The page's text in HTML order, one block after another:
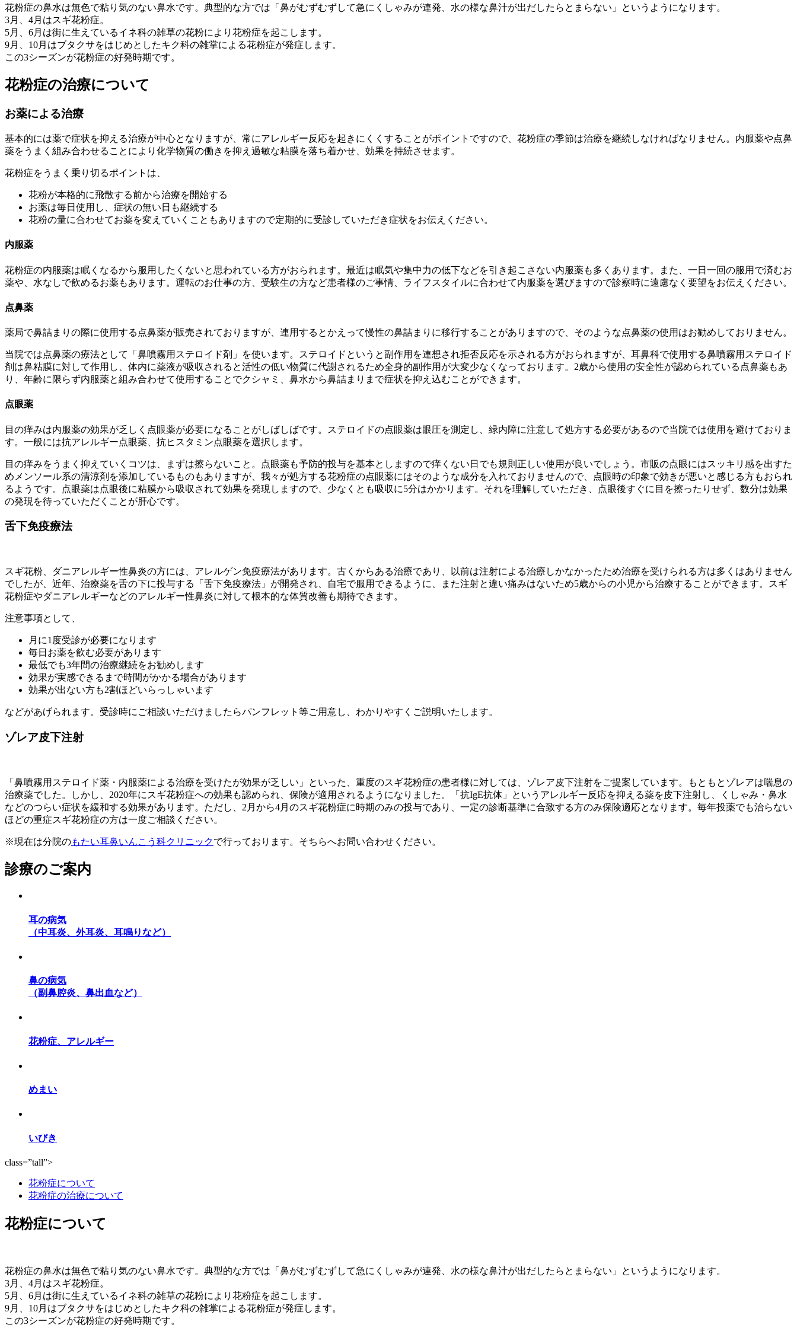
花粉症の鼻水は無色で粘り気のない鼻水です。典型的な方では「鼻がむずむずして急にくしゃみが連発、水の様な鼻汁が出だしたらとまらない」というようになります。
3月、4月はスギ花粉症。
5月、6月は街に生えているイネ科の雑草の花粉により花粉症を起こします。
9月、10月はブタクサをはじめとしたキク科の雑掌による花粉症が発症します。
この3シーズンが花粉症の好発時期です。
花粉症の治療について
お薬による治療
基本的には薬で症状を抑える治療が中心となりますが、常にアレルギー反応を起きにくくすることがポイントですので、花粉症の季節は治療を継続しなければなりません。内服薬や点鼻
薬をうまく組み合わせることにより化学物質の働きを抑え過敏な粘膜を落ち着かせ、効果を持続させます。
花粉症をうまく乗り切るポイントは、
花粉が本格的に飛散する前から治療を開始する
お薬は毎日使用し、症状の無い日も継続する
花粉の量に合わせてお薬を変えていくこともありますので定期的に受診していただき症状をお伝えください。
内服薬
花粉症の内服薬は眠くなるから服用したくないと思われている方がおられます。最近は眠気や集中力の低下などを引き起こさない内服薬も多くあります。また、一日一回の服用で済むお
薬や、水なしで飲めるお薬もあります。運転のお仕事の方、受験生の方など患者様のご事情、ライフスタイルに合わせて内服薬を選びますので診察時に遠慮なく要望をお伝えください。
点鼻薬
薬局で鼻詰まりの際に使用する点鼻薬が販売されておりますが、連用するとかえって慢性の鼻詰まりに移行することがありますので、そのような点鼻薬の使用はお勧めしておりません。
当院では点鼻薬の療法として「鼻噴霧用ステロイド剤」を使います。ステロイドというと副作用を連想され拒否反応を示される方がおられますが、耳鼻科で使用する鼻噴霧用ステロイド
剤は鼻粘膜に対して作用し、体内に薬液が吸収されると活性の低い物質に代謝されるため全身的副作用が大変少なくなっております。2歳から使用の安全性が認められている点鼻薬もあ
り、年齢に限らず内服薬と組み合わせて使用することでクシャミ、鼻水から鼻詰まりまで症状を抑え込むことができます。
点眼薬
目の痒みは内服薬の効果が乏しく点眼薬が必要になることがしばしばです。ステロイドの点眼薬は眼圧を測定し、緑内障に注意して処方する必要があるので当院では使用を避けておりま
す。一般には抗アレルギー点眼薬、抗ヒスタミン点眼薬を選択します。
目の痒みをうまく抑えていくコツは、まずは擦らないこと。点眼薬も予防的投与を基本としますので痒くない日でも規則正しい使用が良いでしょう。市販の点眼にはスッキリ感を出すた
めメンソール系の清涼剤を添加しているものもありますが、我々が処方する花粉症の点眼薬にはそのような成分を入れておりませんので、点眼時の印象で効きが悪いと感じる方もおられ
るようです。点眼薬は点眼後に粘膜から吸収されて効果を発現しますので、少なくとも吸収に5分はかかります。それを理解していただき、点眼後すぐに目を擦ったりせず、数分は効果
の発現を待っていただくことが肝心です。
舌下免疫療法
スギ花粉、ダニアレルギー性鼻炎の方には、アレルゲン免疫療法があります。古くからある治療であり、以前は注射による治療しかなかったため治療を受けられる方は多くはありません
でしたが、近年、治療薬を舌の下に投与する「舌下免疫療法」が開発され、自宅で服用できるように、また注射と違い痛みはないため5歳からの小児から治療することができます。スギ
花粉症やダニアレルギーなどのアレルギー性鼻炎に対して根本的な体質改善も期待できます。
注意事項として、
月に1度受診が必要になります
毎日お薬を飲む必要があります
最低でも3年間の治療継続をお勧めします
効果が実感できるまで時間がかかる場合があります
効果が出ない方も2割ほどいらっしゃいます
などがあげられます。受診時にご相談いただけましたらパンフレット等ご用意し、わかりやすくご説明いたします。
ゾレア皮下注射
「鼻噴霧用ステロイド薬・内服薬による治療を受けたが効果が乏しい」といった、重度のスギ花粉症の患者様に対しては、ゾレア皮下注射をご提案しています。もともとゾレアは喘息の
治療薬でした。しかし、2020年にスギ花粉症への効果も認められ、保険が適用されるようになりました。「抗IgE抗体」というアレルギー反応を抑える薬を皮下注射し、くしゃみ・鼻水
などのつらい症状を緩和する効果があります。ただし、2月から4月のスギ花粉症に時期のみの投与であり、一定の診断基準に合致する方のみ保険適応となります。毎年投薬でも治らない
ほどの重症スギ花粉症の方は一度ご相談ください。
※現在は分院のもたい耳鼻いんこう科クリニックで行っております。そちらへお問い合わせください。
診療のご案内
耳の病気
（中耳炎、外耳炎、耳鳴りなど）
鼻の病気
（副鼻腔炎、鼻出血など）
花粉症、アレルギー
めまい
いびき
class=”tall”>
花粉症について
花粉症の治療について
花粉症について
花粉症の鼻水は無色で粘り気のない鼻水です。典型的な方では「鼻がむずむずして急にくしゃみが連発、水の様な鼻汁が出だしたらとまらない」というようになります。
3月、4月はスギ花粉症。
5月、6月は街に生えているイネ科の雑草の花粉により花粉症を起こします。
9月、10月はブタクサをはじめとしたキク科の雑掌による花粉症が発症します。
この3シーズンが花粉症の好発時期です。